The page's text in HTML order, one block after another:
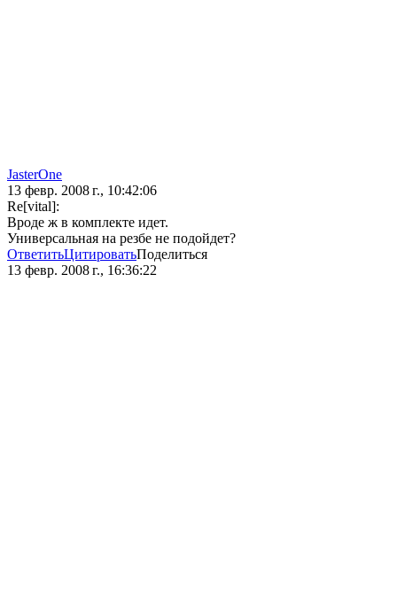
JasterOne
13 февр. 2008 г., 10:42:06
Re[vital]:
Вроде ж в комплекте идет.
Универсальная на резбе не подойдет?
ОтветитьЦитироватьПоделиться
13 февр. 2008 г., 16:36:22